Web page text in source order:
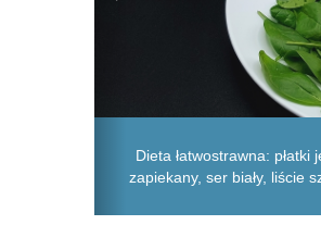
Dieta łatwostrawna: płatki
zapiekany, ser biały, liście